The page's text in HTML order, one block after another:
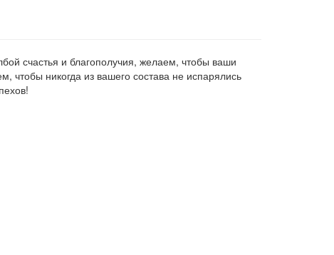
счастья и благополучия, желаем, чтобы ваши
чтобы никогда из вашего состава не испарялись